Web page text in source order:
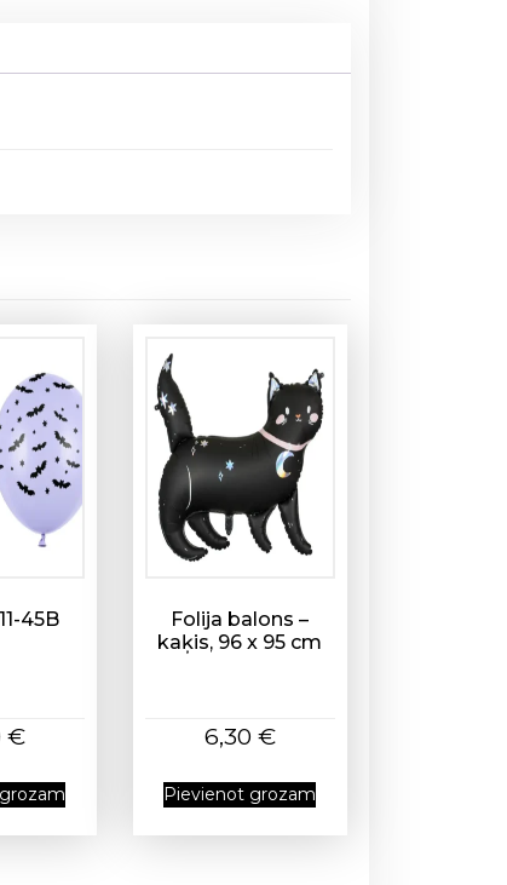
45B
€
Folija balons –
kaķis, 96 x 95 cm
6,30 €
Pievienot grozam